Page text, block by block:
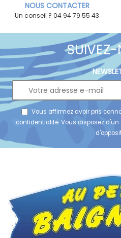
NOUS CONTACTER
Un conseil ? 04 94 79 55 43
SUIVEZ-
Vous affirmez avoir pris
confidentialité. Vous disposez